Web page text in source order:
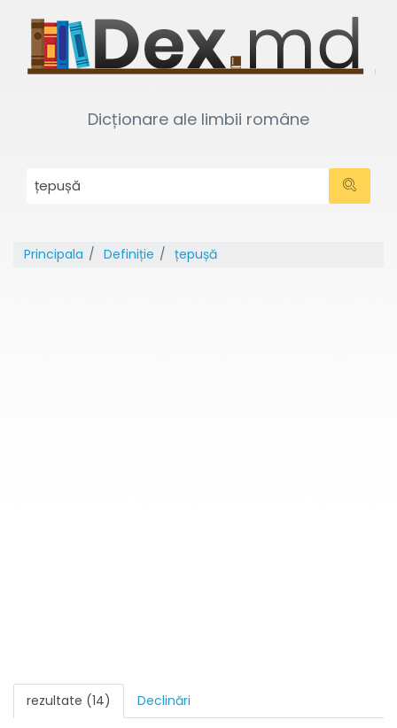
Dicționare ale limbii române
Principala Definiție țepușă
rezultate (14) Declinări